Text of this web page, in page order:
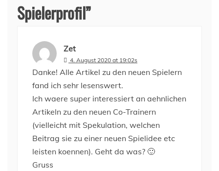
Spielerprofil”
Zet
4. August 2020 at 19:02s
Danke! Alle Artikel zu den neuen Spielern
fand ich sehr lesenswert.
Ich waere super interessiert an aehnlichen
Artikeln zu den neuen Co-Trainern
(vielleicht mit Spekulation, welchen
Beitrag sie zu einer neuen Spielidee etc
leisten koennen). Geht da was? 🙂
Gruss